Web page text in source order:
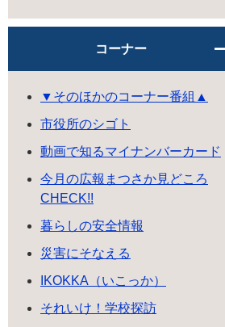
コーナー
▼そのほかのコーナー番組▲
市役所のシゴト
動画で知るマイナンバーカード
今月の広報まつさか見どころ
CHECK!!
暮らしの安全情報
災害にそなえる
IKOKKA（いこっか）
それいけ！学校探訪